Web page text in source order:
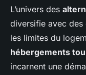
L’univers des
diversifie avec des
les limites du
hébergements
incarnent une